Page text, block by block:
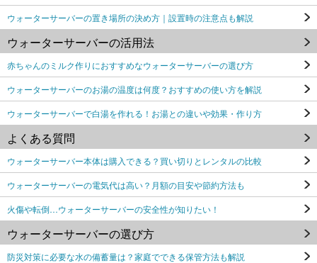
ウォーターサーバーの置き場所の決め方｜設置時の注意点も解説
ウォーターサーバーの活用法
赤ちゃんのミルク作りにおすすめなウォーターサーバーの選び方
ウォーターサーバーのお湯の温度は何度？おすすめの使い方を解説
ウォーターサーバーで白湯を作れる！お湯との違いや効果・作り方
よくある質問
ウォーターサーバー本体は購入できる？買い切りとレンタルの比較
ウォーターサーバーの電気代は高い？月額の目安や節約方法も
火傷や転倒…ウォーターサーバーの安全性が知りたい！
ウォーターサーバーの選び方
防災対策に必要な水の備蓄量は？家庭でできる保管方法も解説